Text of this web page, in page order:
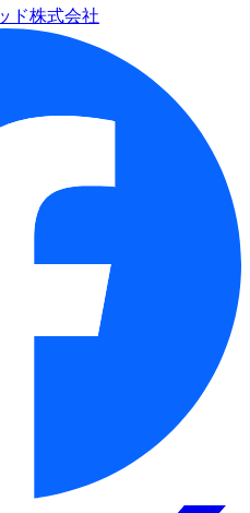
ド株式会社